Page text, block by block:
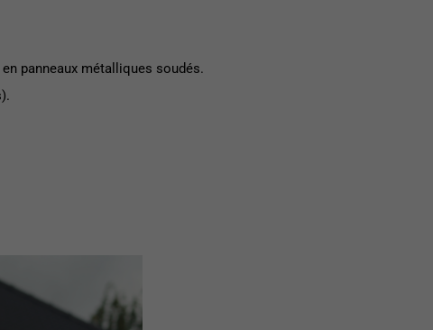
panneaux métalliques soudés.